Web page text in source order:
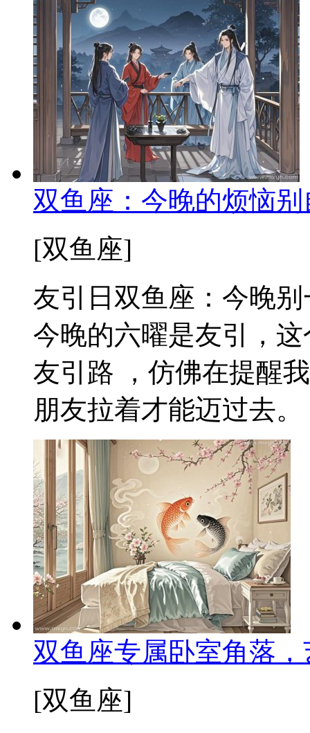
双鱼座：今晚的烦恼
[双鱼座]
友引日双鱼座：今晚
今晚的六曜是友引，
友引路 ，仿佛在提醒
朋友拉着才能迈过去
双鱼座专属卧室角落
[双鱼座]